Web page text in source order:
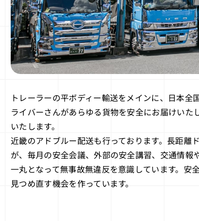
トレーラーの平ボディー輸送をメインに、⽇本
ライバーさんがあらゆる貨物を安全にお届けい
いたします。
近畿のアドブルー配送も行っております。長距
が、毎月の安全会議、外部の安全講習、交通情
一丸となって無事故無違反を意識しています。安
見つめ直す機会を作っています。